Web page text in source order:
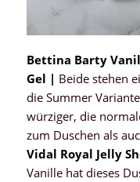
Bettina Barty
Gel | Beide stehen
die Summer
würziger, die
zum Duschen als
Vidal Royal Jelly
Vanille hat dieses